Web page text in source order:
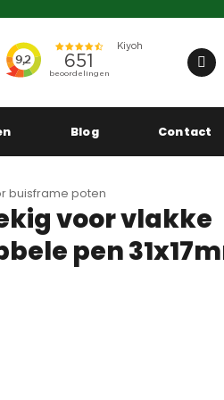
Blog Contact
buisframe poten
voor vlakke
pen